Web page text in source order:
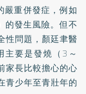
嚴重併發症，例如
的發生風險。但不
性問題，顏廷聿醫
主要是發燒（3～
家長比較擔心的心
青少年至青壯年的